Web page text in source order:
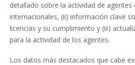
detallado sobre la actividad de agentes
internacionales, (ii) información clave
licencias y su cumplimiento y (iii)
para la actividad de los agentes.
Los datos más destacados que cabe